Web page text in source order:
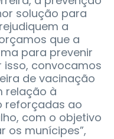
solução para
a
que a
para prevenir
isso, convocamos
de vacinação
relação à
reforçadas ao
com o objetivo
os munícipes”,